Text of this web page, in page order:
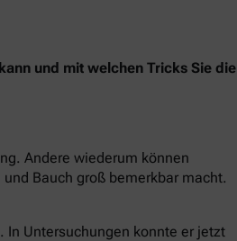
und mit welchen Tricks Sie die
Andere wiederum können
Bauch groß bemerkbar macht.
Untersuchungen konnte er jetzt